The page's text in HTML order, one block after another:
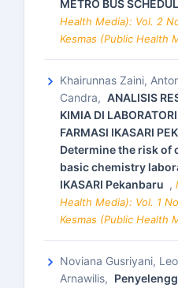
METRO BUS
Health Media): Vol. 2
Kesmas (Public Health
Khairunnas Zaini,
Candra, ANALISIS
KIMIA DI
FARMASI IKASARI
Determine the risk of
basic chemistry
IKASARI Pekanbaru ,
Health Media): Vol. 1
Kesmas (Public Health
Noviana Gusriyani,
Arnawilis,